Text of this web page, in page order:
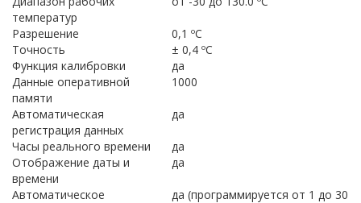
температур
Разрешение
0,1 ºC
Точность
± 0,4 ºC
Функция калибровки
да
Данные оперативной
памяти
1000
Автоматическая
регистрация данных
да
Часы реального времени
да
Отображение даты и
времени
да
Автоматическое
да (программируется от 1 до 30